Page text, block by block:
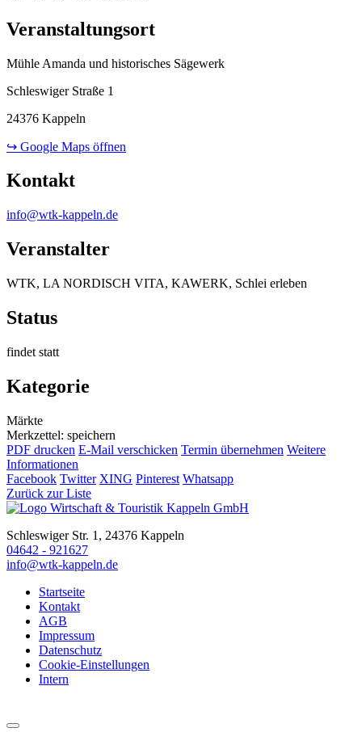
Veranstaltungsort
Mühle Amanda und historisches Sägewerk
Schleswiger Straße 1
24376 Kappeln
↪ Google Maps öffnen
Kontakt
info@wtk-kappeln.de
Veranstalter
WTK, LA NORDISCH VITA, KAWERK, Schlei erleben
Status
findet statt
Kategorie
Märkte
Merkzettel: speichern
PDF drucken E-Mail verschicken Termin übernehmen Weitere
Informationen
Facebook Twitter XING Pinterest Whatsapp
Zurück zur Liste
Schleswiger Str. 1, 24376 Kappeln
04642 - 921627
info@wtk-kappeln.de
Startseite
Kontakt
AGB
Impressum
Datenschutz
Cookie-Einstellungen
Intern